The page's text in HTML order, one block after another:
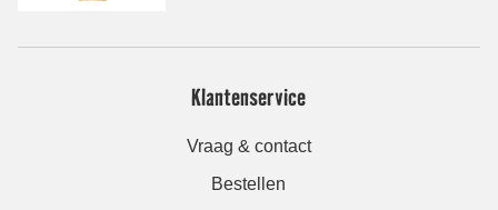
Klantenservice
Vraag & contact
Bestellen